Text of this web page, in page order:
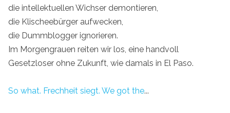
die intellektuellen Wichser demontieren,
die Klischeebürger aufwecken,
die Dummblogger ignorieren.
Im Morgengrauen reiten wir los, eine handvoll
Gesetzloser ohne Zukunft, wie damals in El Paso.
So what. Frechheit siegt. We got the...